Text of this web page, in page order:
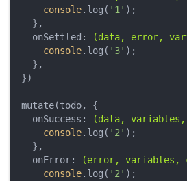
console.log( '1' );
  },
  onSettled:
(data, error,
console.log( '3' );
  },
})
mutate(todo, {
  onSuccess:
(data,
console.log( '2' );
  },
  onError:
(error, variables,
console.log( '2' );